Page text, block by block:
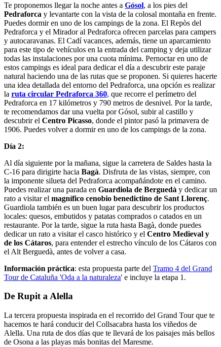
Te proponemos llegar la noche antes a Gósol, a los pies del
Pedraforca y levantarte con la vista de la colosal montaña en frente.
Puedes dormir en uno de los campings de la zona. El Repòs del
Pedraforca y el Mirador al Pedraforca ofrecen parcelas para campers
y autocaravanas. El Cadí vacances, además, tiene un aparcamiento
para este tipo de vehículos en la entrada del camping y deja utilizar
todas las instalaciones por una cuota mínima. Pernoctar en uno de
estos campings es ideal para dedicar el día a descubrir este paraje
natural haciendo una de las rutas que se proponen. Si quieres hacerte
una idea detallada del entorno del Pedraforca, una opción es realizar
la ruta circular Pedraforca 360, que recorre el perímetro del
Pedraforca en 17 kilómetros y 790 metros de desnivel. Por la tarde,
te recomendamos dar una vuelta por Gósol, subir al castillo y
descubrir el Centro Picasso, donde el pintor pasó la primavera de
1906. Puedes volver a dormir en uno de los campings de la zona.
Día 2:
Al día siguiente por la mañana, sigue la carretera de Saldes hasta la
C-16 para dirigirte hacia Bagà. Disfruta de las vistas, siempre, con
la imponente silueta del Pedraforca acompañándote en el camino.
Puedes realizar una parada en Guardiola de Berguedà y dedicar un
rato a visitar el magnífico cenobio benedictino de Sant Llorenç.
Guardiola también es un buen lugar para descubrir los productos
locales: quesos, embutidos y patatas comprados o catados en un
restaurante. Por la tarde, sigue la ruta hasta Bagà, donde puedes
dedicar un rato a visitar el casco histórico y el Centro Medieval y
de los Cátaros, para entender el estrecho vínculo de los Cátaros con
el Alt Berguedà, antes de volver a casa.
Información práctica: esta propuesta parte del Tramo 4 del Grand
Tour de Cataluña 'Oda a la naturaleza' e incluye la etapa 1.
De Rupit a Alella
La tercera propuesta inspirada en el recorrido del Grand Tour que te
hacemos te hará conducir del Collsacabra hasta los viñedos de
Alella. Una ruta de dos días que te llevará de los paisajes más bellos
de Osona a las playas más bonitas del Maresme.